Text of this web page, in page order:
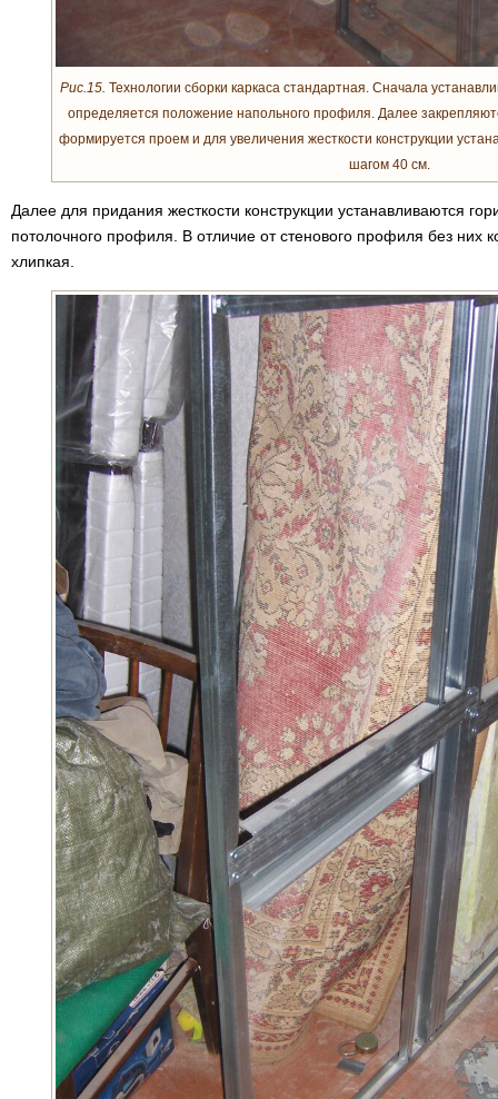
Рис.15. Технологии сборки каркаса стандартная. Сначала
определяется положение напольного профиля. Далее
формируется проем и для увеличения жесткости конструкции
шагом 40 см.
Далее для придания жесткости конструкции устанавливаются
потолочного профиля. В отличие от стенового профиля без них
хлипкая.